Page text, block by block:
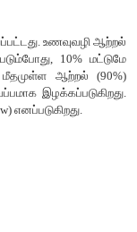
ஆற்றல் ஓட்டம்
பாய்கிறது.